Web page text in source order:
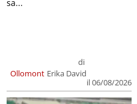
Ollomont
di
Erika David
il 06/08/2026
sa...